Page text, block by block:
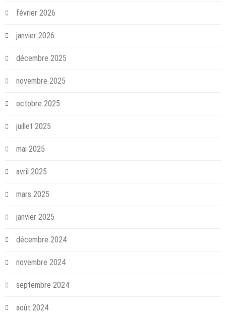
février 2026
janvier 2026
décembre 2025
novembre 2025
octobre 2025
juillet 2025
mai 2025
avril 2025
mars 2025
janvier 2025
décembre 2024
novembre 2024
septembre 2024
août 2024